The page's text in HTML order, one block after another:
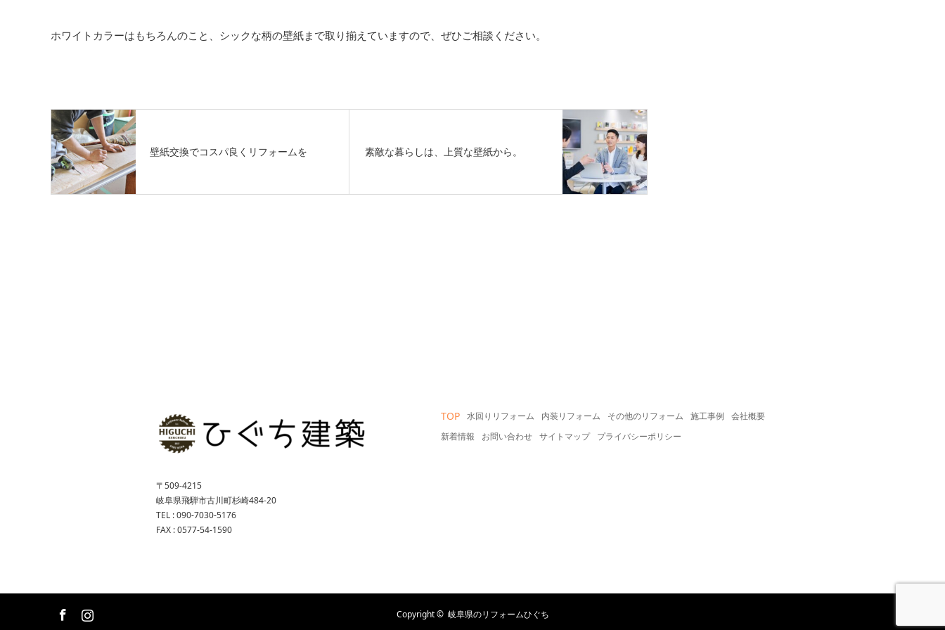
ホワイトカラーはもちろんのこと、シックな柄の壁紙まで取り揃えていますので、ぜひご相談ください。
壁紙交換でコスパ良くリフォームを 素敵な暮らしは、上質な壁紙から。
TOP 水回りリフォーム 内装リフォーム その他のリフォーム 施工事例
会社概要
新着情報
お問い合わせ サイトマップ プライバシーポリシー
〒509-4215
岐阜県飛騨市古川町杉崎484-20
TEL : 090-7030-5176
FAX : 0577-54-1590
Copyright © 岐阜県のリフォームひぐち